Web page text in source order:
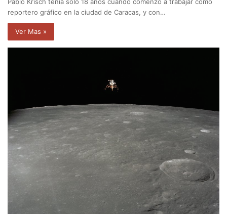
Pablo Krisch tenía sólo 18 años cuando comenzó a trabajar como
reportero gráfico en la ciudad de Caracas, y con…
Ver Mas »